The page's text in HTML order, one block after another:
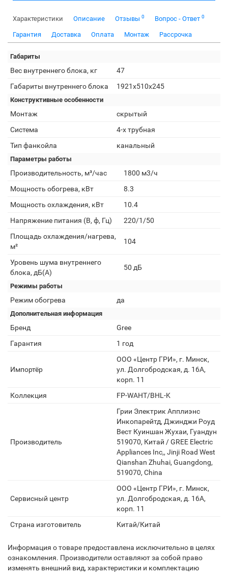
Характеристики Описание Отзывы 0 Вопрос - Ответ 0
Гарантия Доставка Оплата Монтаж Рассрочка
Габариты
Вес внутреннего блока, кг
47
Габариты внутреннего блока
1921x510x245
Конструктивные особенности
Монтаж
скрытый
Система
4-х трубная
Тип фанкойла
канальный
Параметры работы
Производительность, м³/час
1800 м3/ч
Мощность обогрева, кВт
8.3
Мощность охлаждения, кВт
10.4
Напряжение питания (В, ф, Гц)
220/1/50
Площадь охлаждения/нагрева,
м²
104
Уровень шума внутреннего
блока, дБ(А)
50 дБ
Режимы работы
Режим обогрева да
Дополнительная информация
Бренд
Gree
Гарантия
1 год
Импортёр
ООО «Центр ГРИ», г. Минск,
ул. Долгобродская, д. 16А,
корп. 11
Коллекция
FP-WAHT/BHL-K
Производитель
Грии Электрик Апплиэнс
Инкопарейтд, Джинджи Роуд
Вест Куиншан Жухаи, Гуандун
519070, Китай / GREE Electric
Appliances Inc,, Jinji Road West
Qianshan Zhuhai, Guangdong,
519070, China
Сервисный центр
ООО «Центр ГРИ», г. Минск,
ул. Долгобродская, д. 16А,
корп. 11
Страна изготовитель
Китай/Китай
Информация о товаре предоставлена исключительно в целях
ознакомления. Производители оставляют за собой право
изменять внешний вид, характеристики и комплектацию